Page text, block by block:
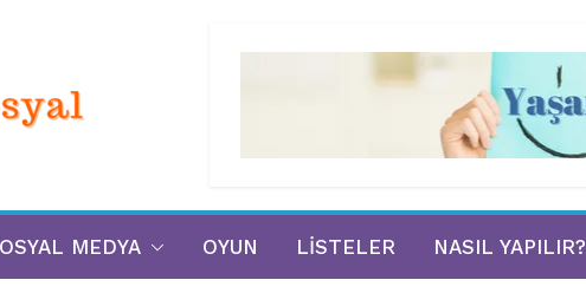
MEDYA OYUN LISTELER NASIL YAPILIR?